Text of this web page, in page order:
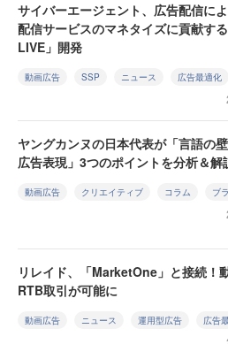
サイバーエージェント、広告配信に
配信サービスのマネタイズに貢献す
LIVE」開発
動画広告 SSP ニュース 広告最適化
ヤングカンヌの日本代表が「言語の
広告表現」3つのポイントを分析＆解
動画広告 クリエイティブ コラム ブ
リレイド、「MarketOne」と接続！
RTB取引が可能に
動画広告 ニュース 運用型広告 広告